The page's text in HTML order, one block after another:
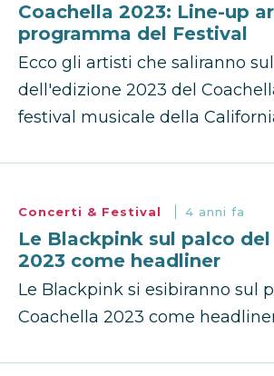
Coachella 2023: Line-up
programma del Festival
Ecco gli artisti che saliranno
dell'edizione 2023 del
festival musicale della
Concerti & Festival 4 anni fa
Le Blackpink sul palco
2023 come headliner
Le Blackpink si esibiranno sul
Coachella 2023 come